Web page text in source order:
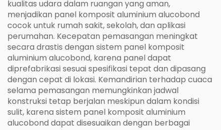
kualitas udara dalam ruangan yang aman,
menjadikan panel komposit aluminium alucobond
cocok untuk rumah sakit, sekolah, dan aplikasi
perumahan. Kecepatan pemasangan meningkat
secara drastis dengan sistem panel komposit
aluminium alucobond, karena panel dapat
diprefabrikasi sesuai spesifikasi tepat dan dipasang
dengan cepat di lokasi. Kemandirian terhadap cuaca
selama pemasangan memungkinkan jadwal
konstruksi tetap berjalan meskipun dalam kondisi
sulit, karena sistem panel komposit aluminium
alucobond dapat disesuaikan dengan berbagai